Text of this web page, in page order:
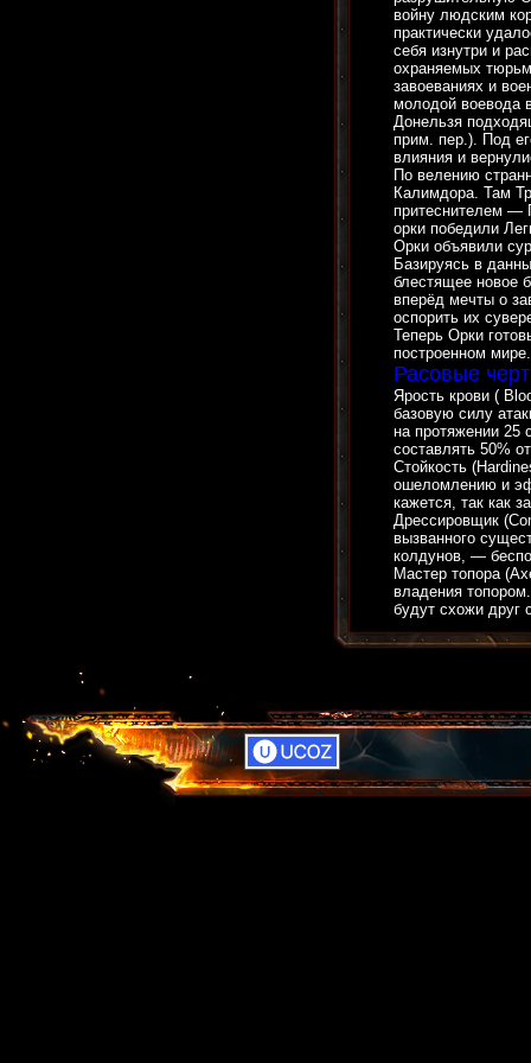
войну людским
практически
себя изнутри и
охраняемых
завоеваниях и
молодой воевода
Донельзя
прим. пер.). Под
влияния и
По велению
Калимдора. Там
притеснителем
орки победили
Орки объявили
Базируясь в
блестящее новое
вперёд мечты о
оспорить их
Теперь Орки
построенном мире.
Расовые
Ярость крови (
базовую силу
на протяжении 25
составлять 50%
Стойкость
ошеломлению и
кажется, так как
Дрессировщик
вызванного
колдунов, —
Мастер топора
владения
будут схожи друг